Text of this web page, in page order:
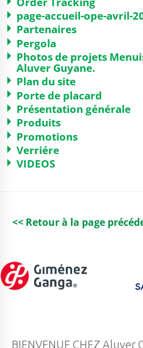
page-accueil-ope-avril-
Partenaires
Pergola
Photos de projets
Aluver Guyane.
Plan du site
Porte de placard
Présentation générale
Produits
Promotions
Verriére
VIDEOS
<< Retour à la page
BIENVENUE CHEZ Aluver